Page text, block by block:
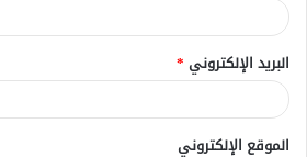
البريد الإلكتروني *
الموقع الإلكتروني